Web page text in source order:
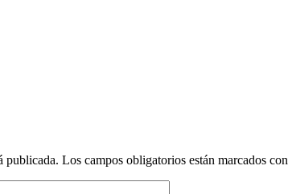
publicada. Los campos obligatorios están marcados con